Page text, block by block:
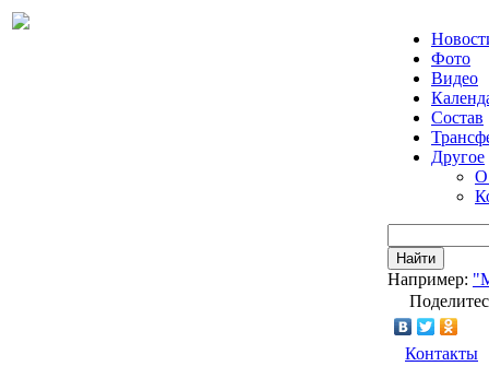
Фото
Видео
Состав
Другое
О
Найти
Например:
Контакты